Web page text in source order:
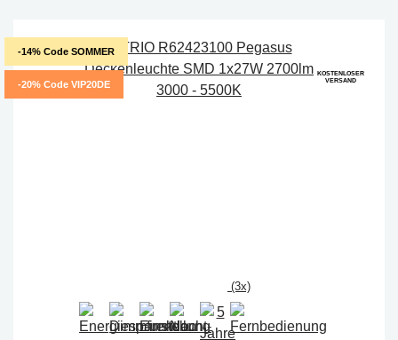
-14% Code SOMMER
-20% Code VIP20DE
KOSTENLOSER
VERSAND
(3x)